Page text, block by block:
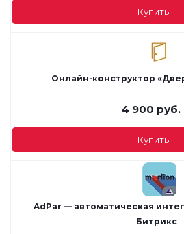
Купить
Онлайн-конструктор
4 900 руб.
Купить
AdPar — автоматическая
Битрикс